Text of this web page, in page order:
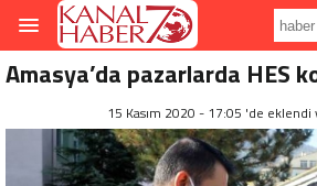
Amasya’da pazarlarda HES
15 Kasım 2020 - 17:05 'de eklendi